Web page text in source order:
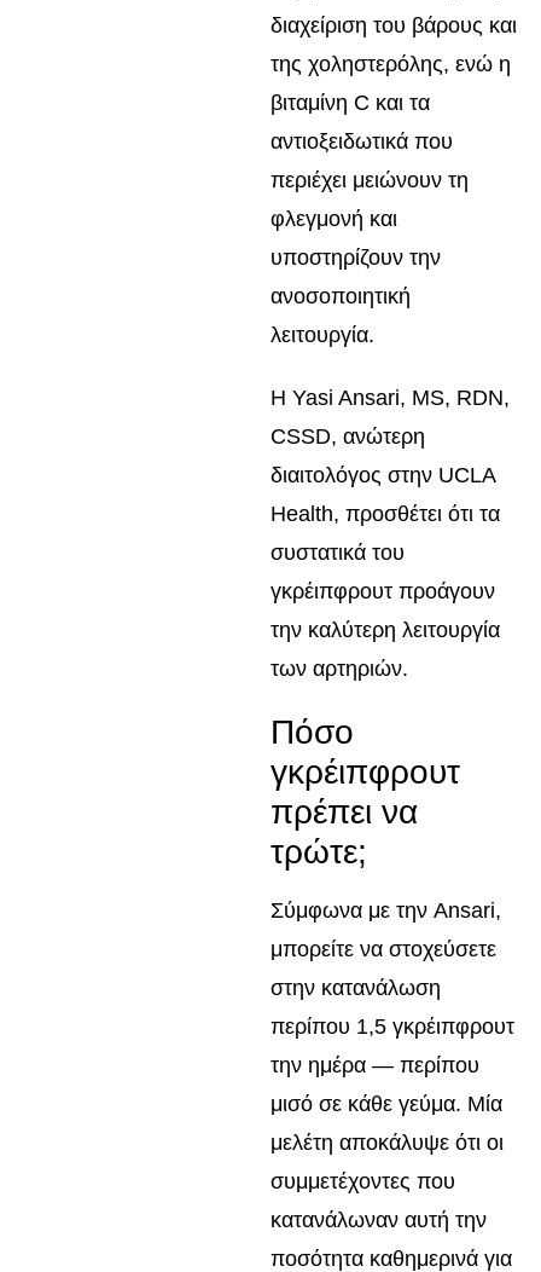
διαχείριση του βάρους και
της χοληστερόλης, ενώ η
βιταμίνη C και τα
αντιοξειδωτικά που
περιέχει μειώνουν τη
φλεγμονή και
υποστηρίζουν την
ανοσοποιητική
λειτουργία.
Η Yasi Ansari, MS, RDN,
CSSD, ανώτερη
διαιτολόγος στην UCLA
Health, προσθέτει ότι τα
συστατικά του
γκρέιπφρουτ προάγουν
την καλύτερη λειτουργία
των αρτηριών.
Πόσο
γκρέιπφρουτ
πρέπει να
τρώτε;
Σύμφωνα με την Ansari,
μπορείτε να στοχεύσετε
στην κατανάλωση
περίπου 1,5 γκρέιπφρουτ
την ημέρα — περίπου
μισό σε κάθε γεύμα. Μία
μελέτη αποκάλυψε ότι οι
συμμετέχοντες που
κατανάλωναν αυτή την
ποσότητα καθημερινά για